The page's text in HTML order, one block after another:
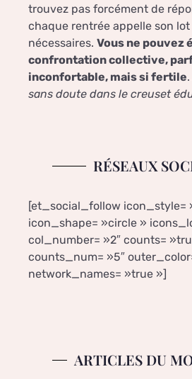
trouvez pas forcément de
chaque rentrée appelle son
nécessaires. Vous ne pouvez
confrontation collective,
inconfortable, mais si fertile.
sans doute dans le creuset
RÉSEAUX
[et_social_follow icon_style=
icon_shape= »circle »
col_number= »2″ counts=
counts_num= »5″
network_names= »true »]
ARTICLES DU